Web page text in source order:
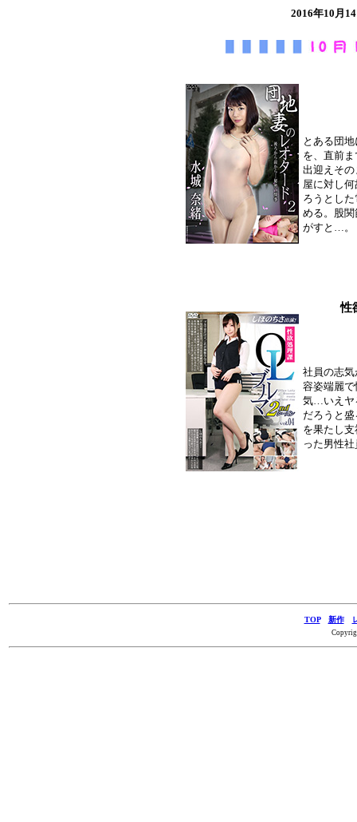
2016年10月
とある団
を、直前
出迎えそ
屋に対し
ろうとし
める。股
がすと…。
性
社員の志
容姿端麗
気…いえヤ
だろうと
を果たし
った男性
TOP 新作